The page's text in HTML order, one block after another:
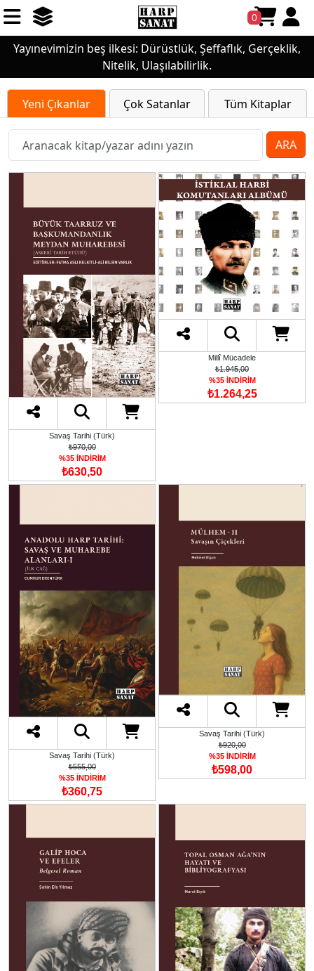
0
Yayınevimizin beş ilkesi: Dürüstlük, Şeffaflık, Gerçeklik,
Nitelik, Ulaşılabilirlik.
Yeni Çıkanlar Çok Satanlar Tüm Kitaplar
ARA
Savaş Tarihi (Türk)
₺970,00
%35 İNDİRİM
₺630,50
Millî Mücadele
₺1.945,00
%35 İNDİRİM
₺1.264,25
Savaş Tarihi (Türk)
₺555,00
%35 İNDİRİM
₺360,75
Savaş Tarihi (Türk)
₺920,00
%35 İNDİRİM
₺598,00